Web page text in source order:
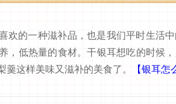
欢的一种滋补品，也是我们平时生活
，低热量的食材。干银耳想吃的时候
这样美味又滋补的美食了。
【银耳怎